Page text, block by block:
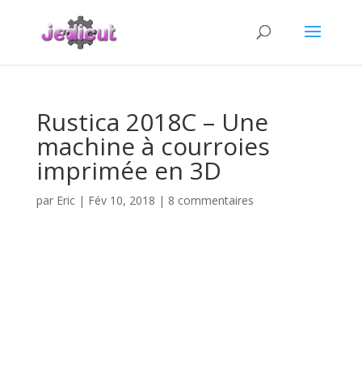
Rustica 2018C – Une
machine à courroies
imprimée en 3D
par Eric| Fév 10, 2018 | 8 commentaires